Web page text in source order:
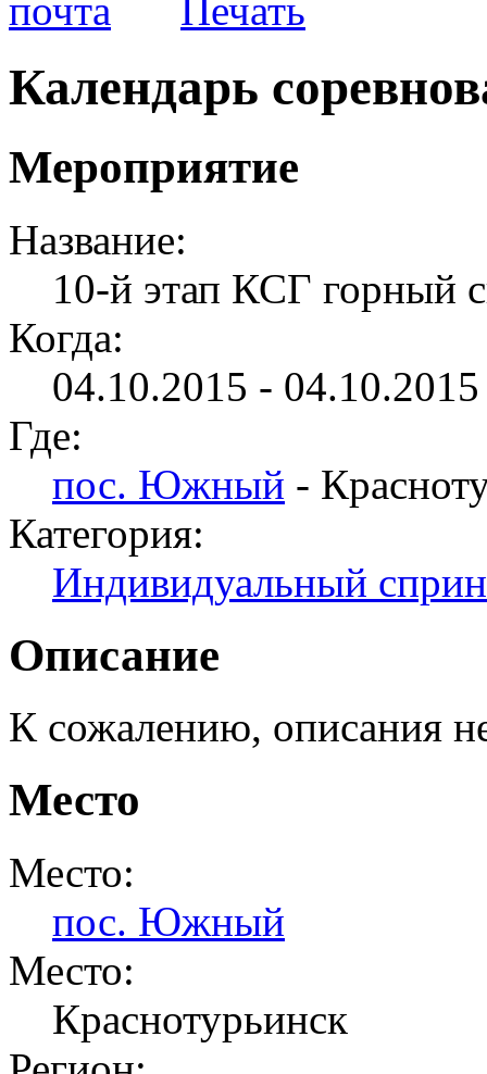
Календарь
Мероприятие
Название:
10-й этап КСГ горный
Когда:
04.10.2015 -
Где:
пос. Южный -
Категория:
Индивидуальный
Описание
К сожалению, описания
Место
Место:
пос. Южный
Место:
Краснотурьинск